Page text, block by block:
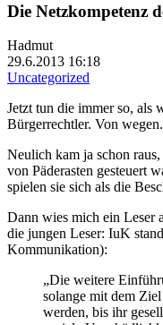
Die Netzkompetenz
Hadmut
29.6.2013 16:18
Uncategorized
Jetzt tun die immer so, als
Bürgerrechtler. Von wegen.
Neulich kam ja schon
von Päderasten gesteuert
spielen sie sich als die
Dann wies mich ein Leser
die jungen Leser: IuK
Kommunikation):
„Die weitere
solange mit dem
werden, bis ihr